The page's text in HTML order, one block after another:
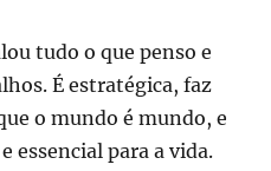
tudo o que penso e
É estratégica, faz
o mundo é mundo, e
essencial para a vida.